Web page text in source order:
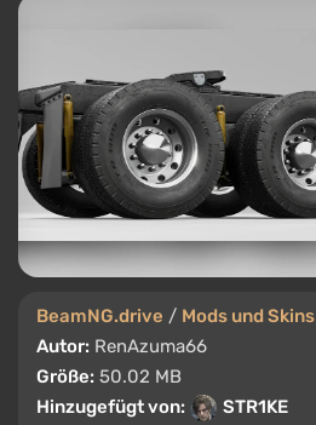
BeamNG.drive / Mods und Skins
Autor: RenAzuma66
Größe: 50.02 MB
Hinzugefügt von:
STR1KE